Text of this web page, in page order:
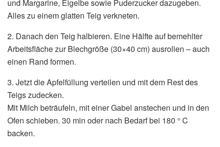
und Margarine, Eigelbe sowie Puderzucker dazugeben.
Alles zu einem glatten Teig verkneten.
2. Danach den Teig halbieren. Eine Hälfte auf bemehlter
Arbeitsfläche zur Blechgröße (30×40 cm) ausrollen – auch
einen Rand formen.
3. Jetzt die Apfelfüllung verteilen und mit dem Rest des
Teigs zudecken.
Mit Milch beträufeln, mit einer Gabel anstechen und in den
Ofen schieben. 30 min oder nach Bedarf bei 180 ° C
backen.